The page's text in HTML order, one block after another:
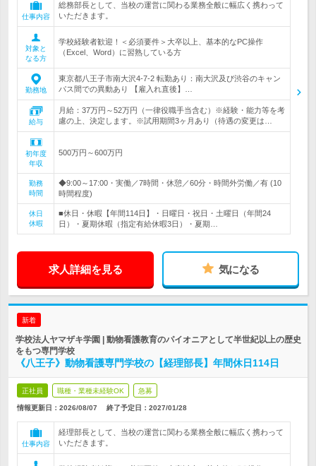
仕事内容
総務部長として、当校の運営に関わる業務全般に幅広く携わって
いただきます。
対象と
なる方
学校経験者歓迎！＜必須要件＞大卒以上、基本的なPC操作
（Excel、Word）に習熟している方
勤務地
東京都八王子市南大沢4-7-2 転勤あり：南大沢及び渋谷のキャン
パス間での異動あり 【雇入れ直後】…
給与
月給：37万円～52万円（一律役職手当含む）※経験・能力等を考
慮の上、決定します。※試用期間3ヶ月あり（待遇の変更は…
初年度
年収
500万円～600万円
勤務
時間
◆9:00～17:00・実働／7時間・休憩／60分・時間外労働／有 (10
時間程度)
休日
休暇
■休日・休暇【年間114日】・日曜日・祝日・土曜日（年間24
日）・夏期休暇（指定有給休暇3日）・夏期…
求人詳細を見る 気になる
新着
学校法人ヤマザキ学園 | 動物看護教育のパイオニアとして半世紀以上の歴史
をもつ専門学校
《八王子》動物看護専門学校の【経理部長】年間休日114日
正社員 職種・業種未経験OK 急募
情報更新日：2026/08/07 終了予定日： 2027/01/28
仕事内容
経理部長として、当校の運営に関わる業務全般に幅広く携わって
いただきます。